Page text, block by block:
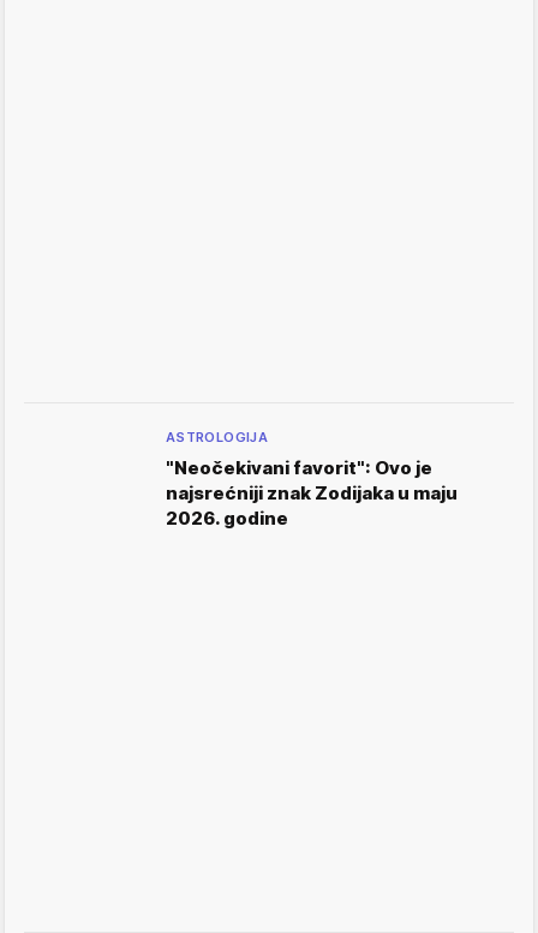
ASTROLOGIJA
"Neočekivani favorit": Ovo je
najsrećniji znak Zodijaka u maju
2026. godine